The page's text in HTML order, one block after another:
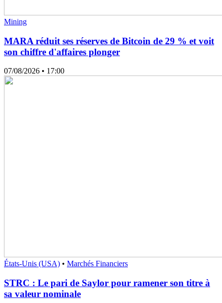
Mining
MARA réduit ses réserves de Bitcoin de 29 % et voit
son chiffre d'affaires plonger
07/08/2026 • 17:00
États-Unis (USA) • Marchés Financiers
STRC : Le pari de Saylor pour ramener son titre à
sa valeur nominale